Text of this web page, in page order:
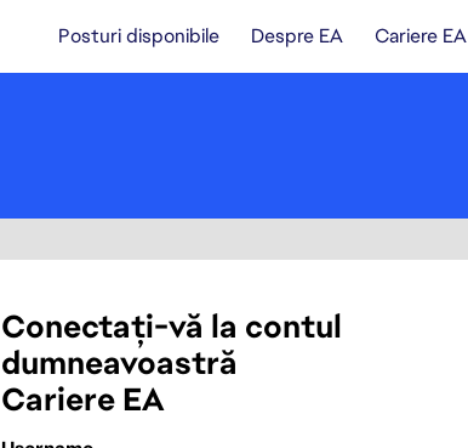
Posturi disponibile Despre EA Cariere EA
Conectați-vă la contul
dumneavoastră
Cariere EA